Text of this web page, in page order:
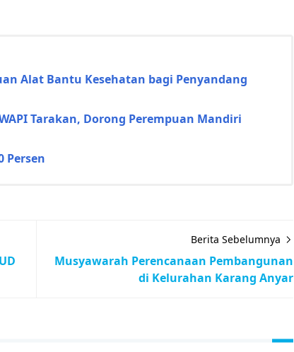
Alat Bantu Kesehatan bagi Penyandang
Tarakan, Dorong Perempuan Mandiri
Persen
Berita Sebelumnya
Musyawarah Perencanaan Pembangunan
di Kelurahan Karang Anyar